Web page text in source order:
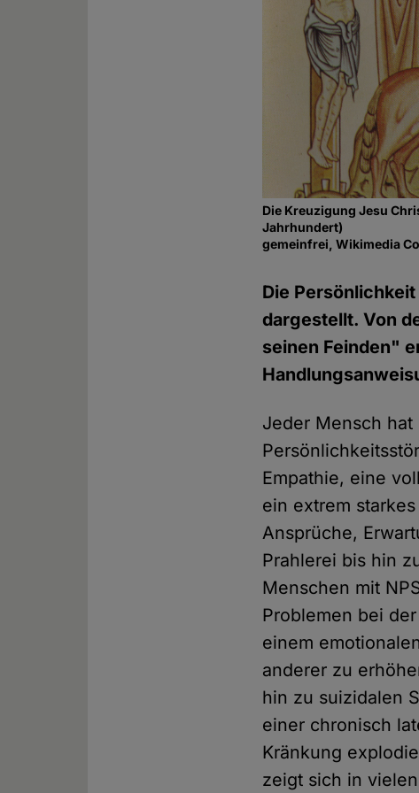
Die Kreuzigung Jesu
Jahrhundert)
gemeinfrei, Wikimedia
Die
dargestellt. Von
seinen Feinden"
Jeder Mensch hat
Empathie, eine
ein extrem
Ansprüche,
Prahlerei bis hin
Menschen mit
Problemen bei
einem
anderer zu
hin zu suizidalen
einer chronisch
Kränkung
zeigt sich in